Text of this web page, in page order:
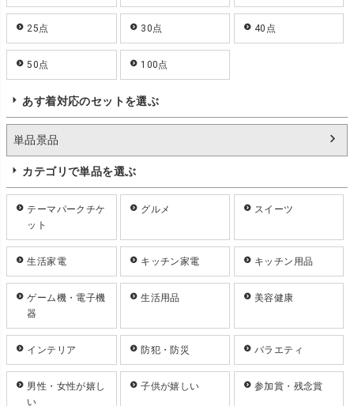
25点 30点 40点
50点 100点
あす着対応のセットを選ぶ
単品景品
カテゴリで単品を選ぶ
テーマパークチケ
ット
グルメ スイーツ
生活家電 キッチン家電 キッチン用品
ゲーム機・電子機
器
生活用品 美容健康
インテリア 防犯・防災 バラエティ
男性・女性が嬉し
い
子供が嬉しい 参加賞・残念賞